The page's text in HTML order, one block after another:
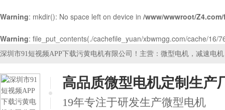
Warning: mkdir(): No space left on device in /www/wwwroot/
Warning: file_put_contents(./cachefile_yuan/xbwmgg.com/cache/
深圳市91短视频APP下载污黄电机有限公司！主营：微型电机，减速电
高品质微型电机定制生产
19年专注于研发生产微型电机